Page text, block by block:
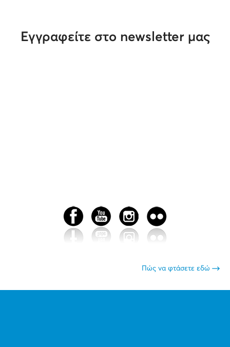
Εγγραφείτε στο newsletter μας
Πώς να φτάσετε εδώ